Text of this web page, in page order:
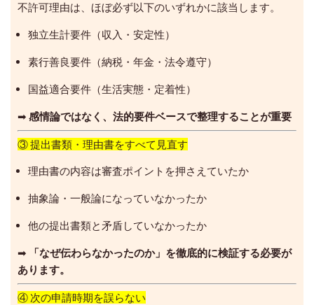
不許可理由は、ほぼ必ず以下のいずれかに該当します。
独立生計要件（収入・安定性）
素行善良要件（納税・年金・法令遵守）
国益適合要件（生活実態・定着性）
➡ 感情論ではなく、法的要件ベースで整理することが重要
③ 提出書類・理由書をすべて見直す
理由書の内容は審査ポイントを押さえていたか
抽象論・一般論になっていなかったか
他の提出書類と矛盾していなかったか
➡
「なぜ伝わらなかったのか」を徹底的に検証する必要が
あります。
④ 次の申請時期を誤らない